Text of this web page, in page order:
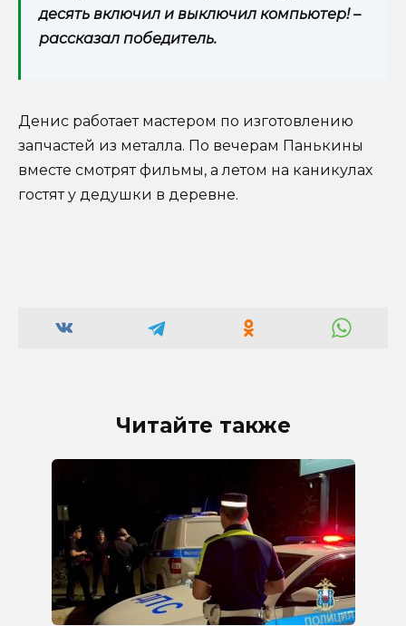
десять включил и выключил компьютер! –
рассказал победитель.
Денис работает мастером по изготовлению
запчастей из металла. По вечерам Панькины
вместе смотрят фильмы, а летом на каникулах
гостят у дедушки в деревне.
Читайте также